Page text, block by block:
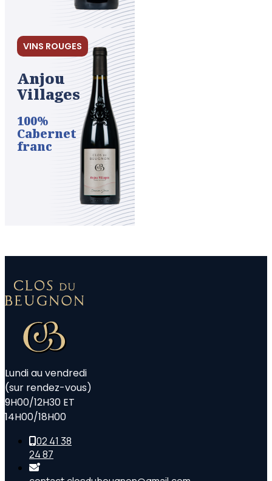
VINS ROUGES
Anjou
Villages
100%
Cabernet
franc
Lundi au vendredi
(sur rendez-vous)
9H00/12H30 ET
14H00/18H00
02 41 38
24 87